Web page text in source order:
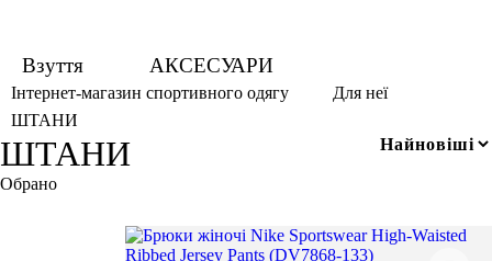
Взуття АКСЕСУАРИ
Інтернет-магазин спортивного одягу
Для неї
ШТАНИ
ШТАНИ
Обрано